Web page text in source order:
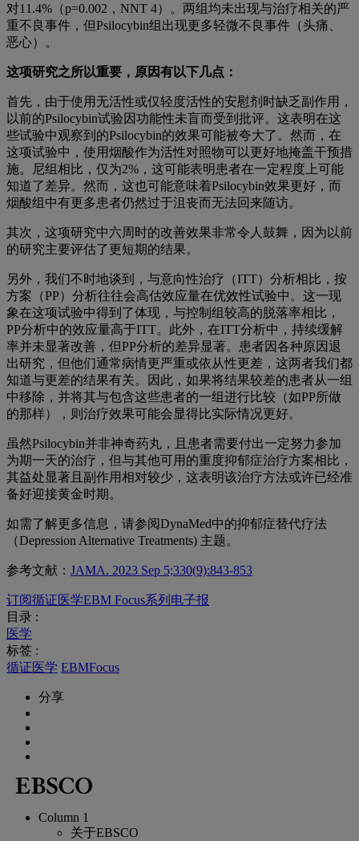
对11.4%（p=0.002，NNT 4）。两组均未出现与治疗相关的严
重不良事件，但Psilocybin组出现更多轻微不良事件（头痛、
恶心）。
这项研究之所以重要，原因有以下几点：
首先，由于使用无活性或仅轻度活性的安慰剂时缺乏副作用，
以前的Psilocybin试验因功能性未盲而受到批评。这表明在这
些试验中观察到的Psilocybin的效果可能被夸大了。然而，在
这项试验中，使用烟酸作为活性对照物可以更好地掩盖干预措
施。尼组相比，仅为2%，这可能表明患者在一定程度上可能
知道了差异。然而，这也可能意味着Psilocybin效果更好，而
烟酸组中有更多患者仍然过于沮丧而无法回来随访。
其次，这项研究中六周时的改善效果非常令人鼓舞，因为以前
的研究主要评估了更短期的结果。
另外，我们不时地谈到，与意向性治疗（ITT）分析相比，按
方案（PP）分析往往会高估效应量在优效性试验中。这一现
象在这项试验中得到了体现，与控制组较高的脱落率相比，
PP分析中的效应量高于ITT。此外，在ITT分析中，持续缓解
率并未显著改善，但PP分析的差异显著。患者因各种原因退
出研究，但他们通常病情更严重或依从性更差，这两者我们都
知道与更差的结果有关。因此，如果将结果较差的患者从一组
中移除，并将其与包含这些患者的一组进行比较（如PP所做
的那样），则治疗效果可能会显得比实际情况更好。
虽然Psilocybin并非神奇药丸，且患者需要付出一定努力参加
为期一天的治疗，但与其他可用的重度抑郁症治疗方案相比，
其益处显著且副作用相对较少，这表明该治疗方法或许已经准
备好迎接黄金时期。
如需了解更多信息，请参阅DynaMed中的抑郁症替代疗法
（Depression Alternative Treatments) 主题。
参考文献： JAMA. 2023 Sep 5;330(9):843-853
订阅循证医学EBM Focus系列电子报
目录 :
医学
标签 :
循证医学 EBMFocus
分享
Column 1
关于EBSCO